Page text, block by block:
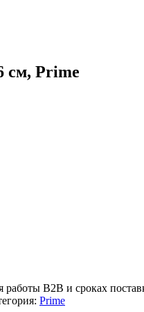
см, Prime
В2В и сроках
Prime